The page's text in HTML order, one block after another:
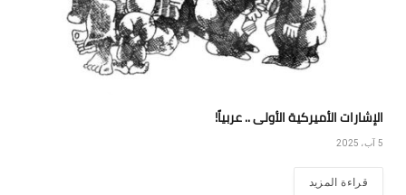
الإشارات الأميركية الأولى .. عربياً!
5 آب، 2025
قراءة المزيد